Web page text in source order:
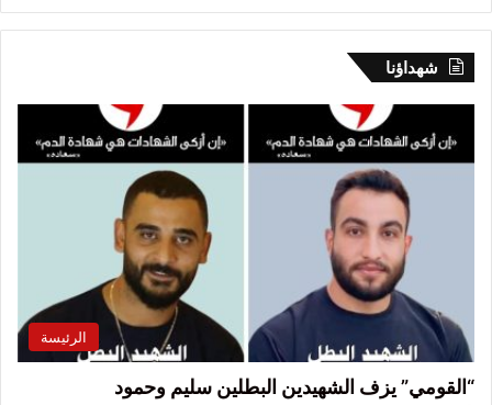
شهداؤنا
الرئيسة
“القومي” يزف الشهيدين البطلين سليم وحمود